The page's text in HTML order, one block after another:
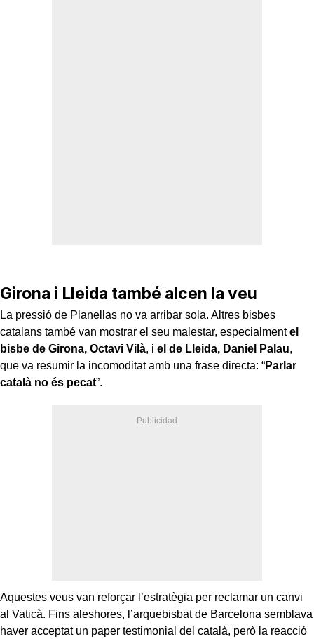
Girona i Lleida també alcen la veu
La pressió de Planellas no va arribar sola. Altres bisbes
catalans també van mostrar el seu malestar, especialmentel
bisbe de Girona, Octavi Vilà, i el de Lleida, Daniel Palau,
que va resumir la incomoditat amb una frase directa: “Parlar
català no és pecat”.
Aquestes veus van reforçar l’estratègia per reclamar un canvi
al Vaticà. Fins aleshores, l’arquebisbat de Barcelona semblava
haver acceptat un paper testimonial del català, però la reacció